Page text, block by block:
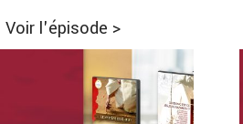
Voir l'épisode >